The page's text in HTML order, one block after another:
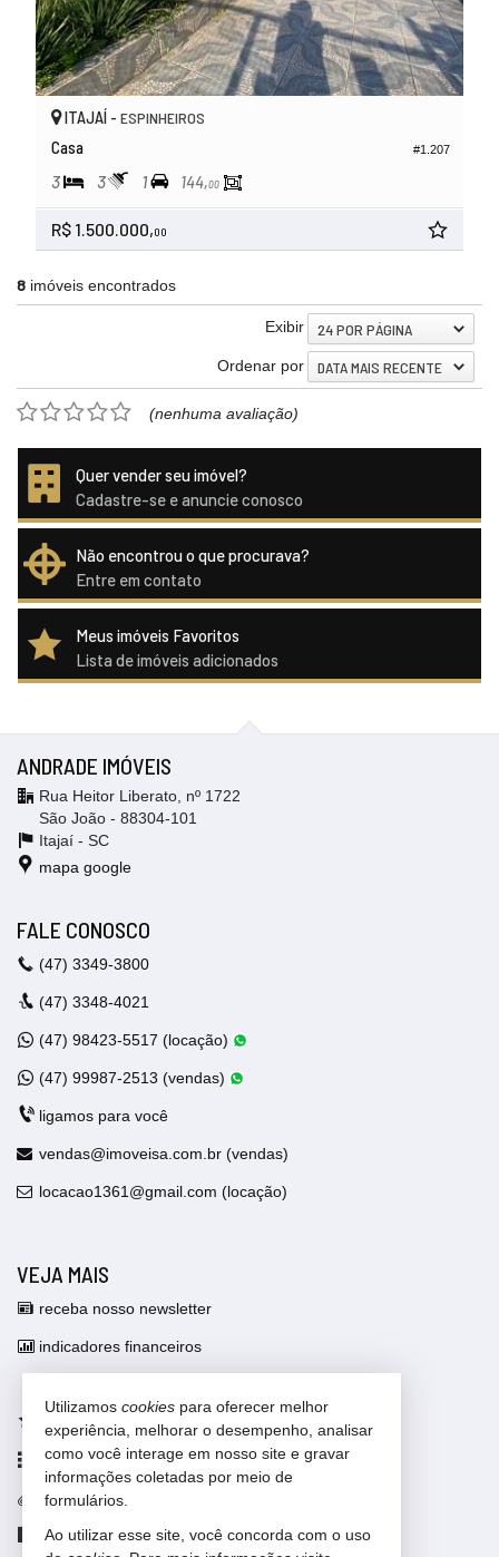
#1.207
ITAJAÍ - ESPINHEIROS
Casa
3 3 1 144,00
R$ 1.500.000,00
8 imóveis encontrados
Exibir 24 POR PÁGINA
Ordenar por DATA MAIS RECENTE
(nenhuma avaliação)
Quer vender seu imóvel?
Cadastre-se e anuncie conosco
Não encontrou o que procurava?
Entre em contato
Meus imóveis Favoritos
Lista de imóveis adicionados
ANDRADE IMÓVEIS
Rua Heitor Liberato, nº 1722
São João - 88304-101
Itajaí - SC
mapa google
FALE CONOSCO
(47) 3349-3800
(47) 3348-4021
(47) 98423-5517 (locação)
(47) 99987-2513 (vendas)
ligamos para você
vendas@imoveisa.com.br (vendas)
locacao1361@gmail.com (locação)
VEJA MAIS
receba nosso newsletter
indicadores financeiros
imóveis favoritos
mapa de imóveis
trabalhe conosco
Facebook
Utilizamos cookies para oferecer melhor
experiência, melhorar o desempenho, analisar
como você interage em nosso site e gravar
informações coletadas por meio de
formulários.
Ao utilizar esse site, você concorda com o uso